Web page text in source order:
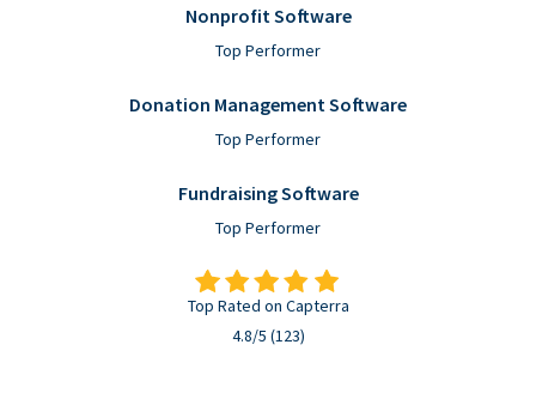
Nonprofit Software
Top Performer
Donation Management Software
Top Performer
Fundraising Software
Top Performer
Top Rated on Capterra
4.8/5 (123)